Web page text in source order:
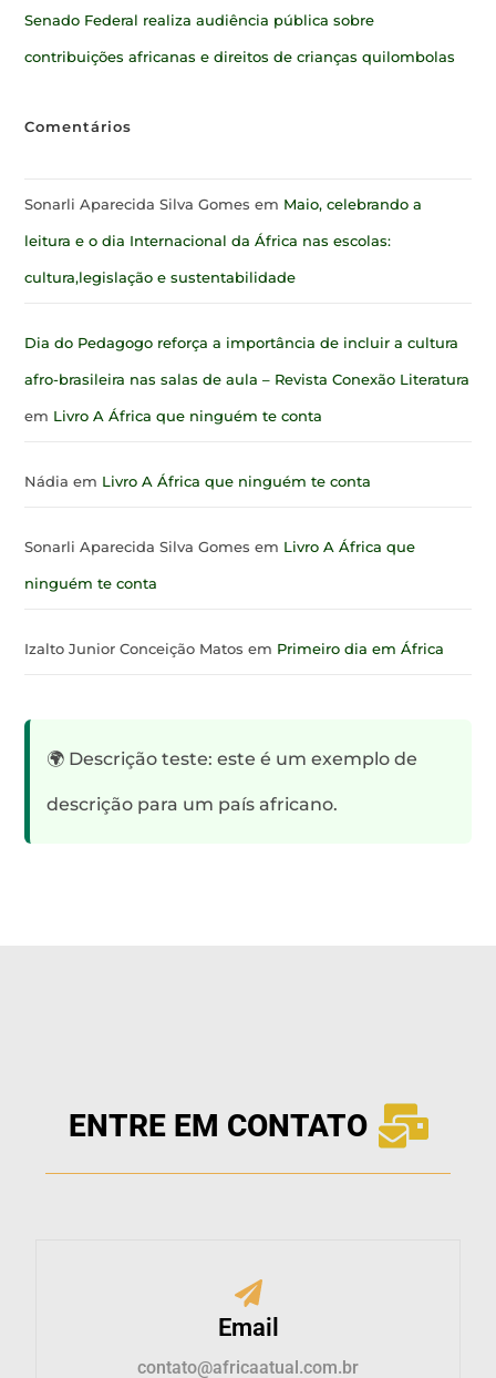
Senado Federal realiza audiência pública sobre
contribuições africanas e direitos de crianças quilombolas
Comentários
Sonarli Aparecida Silva Gomes em Maio, celebrando a
leitura e o dia Internacional da África nas escolas:
cultura,legislação e sustentabilidade
Dia do Pedagogo reforça a importância de incluir a cultura
afro-brasileira nas salas de aula – Revista Conexão Literatura
em Livro A África que ninguém te conta
Nádia em Livro A África que ninguém te conta
Sonarli Aparecida Silva Gomes em Livro A África que
ninguém te conta
Izalto Junior Conceição Matos em Primeiro dia em África
🌍 Descrição teste: este é um exemplo de
descrição para um país africano.
ENTRE EM CONTATO
Email
contato@africaatual.com.br